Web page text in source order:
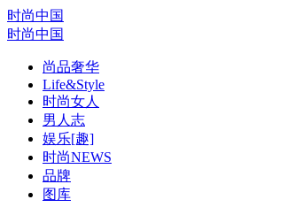
时尚中国
时尚中国
尚品奢华
Life&Style
时尚女人
男人志
娱乐[趣]
时尚NEWS
品牌
图库